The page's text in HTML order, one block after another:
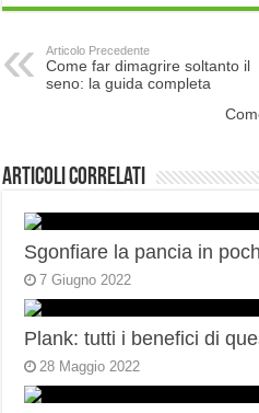
Articolo Precedente
Come far dimagrire soltanto il
seno: la guida completa
Articoli correlati
Sgonfiare la pancia in
7 Giugno 2022
Plank: tutti i benefici di
28 Maggio 2022